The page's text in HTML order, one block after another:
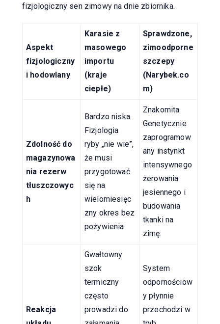
fizjologiczny sen zimowy na dnie zbiornika.
Aspekt
fizjologiczny
i hodowlany
Karasie z
masowego
importu
(kraje
ciepłe)
Sprawdzone,
zimoodporne
szczepy
(Narybek.co
m)
Zdolność do
magazynowa
nia rezerw
tłuszczowyc
h
Bardzo niska.
Fizjologia
ryby „nie wie”,
że musi
przygotować
się na
wielomiesięc
zny okres bez
pożywienia.
Znakomita.
Genetycznie
zaprogramow
any instynkt
intensywnego
żerowania
jesiennego i
budowania
tkanki na
zimę.
Reakcja
Gwałtowny
szok
termiczny
często
prowadzi do
System
odpornościow
y płynnie
przechodzi w